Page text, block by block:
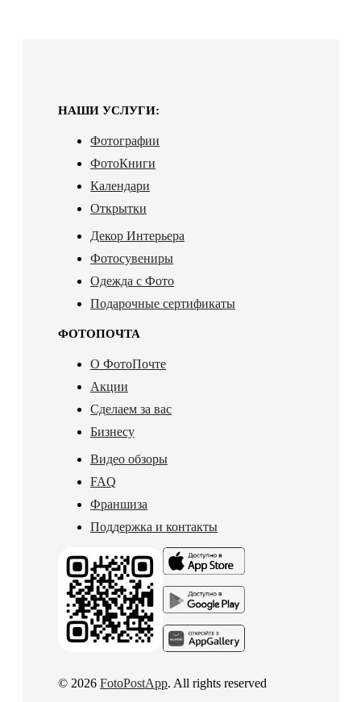
НАШИ УСЛУГИ:
Фотографии
ФотоКниги
Календари
Открытки
Декор Интерьера
Фотосувениры
Одежда с Фото
Подарочные сертификаты
ФОТОПОЧТА
О ФотоПочте
Акции
Сделаем за вас
Бизнесу
Видео обзоры
FAQ
Франшиза
Поддержка и контакты
© 2026 FotoPostApp. All rights reserved